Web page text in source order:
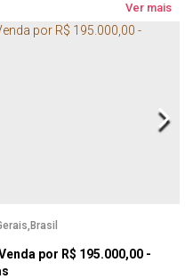
Ver mais
por R$ 195.000,00 -
Brasil